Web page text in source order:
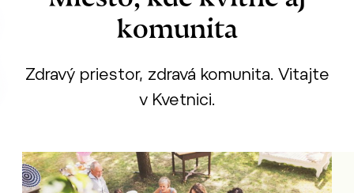
komunita
Zdravý priestor, zdravá komunita. Vitajte
v Kvetnici.